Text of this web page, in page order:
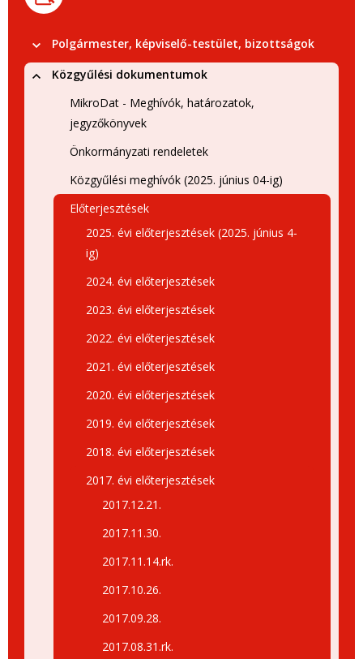
Polgármester, képviselő-testület, bizottságok
Közgyűlési dokumentumok
MikroDat - Meghívók, határozatok,
jegyzőkönyvek
Önkormányzati rendeletek
Közgyűlési meghívók (2025. június 04-ig)
Előterjesztések
2025. évi előterjesztések (2025. június 4-
ig)
2024. évi előterjesztések
2023. évi előterjesztések
2022. évi előterjesztések
2021. évi előterjesztések
2020. évi előterjesztések
2019. évi előterjesztések
2018. évi előterjesztések
2017. évi előterjesztések
2017.12.21.
2017.11.30.
2017.11.14.rk.
2017.10.26.
2017.09.28.
2017.08.31.rk.